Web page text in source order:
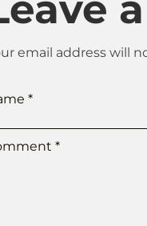
email address will
*
*